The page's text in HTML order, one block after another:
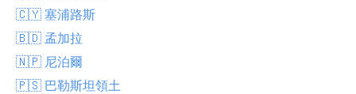
🇨🇾 塞浦路斯
🇧🇩 孟加拉
🇳🇵 尼泊爾
🇵🇸 巴勒斯坦領土